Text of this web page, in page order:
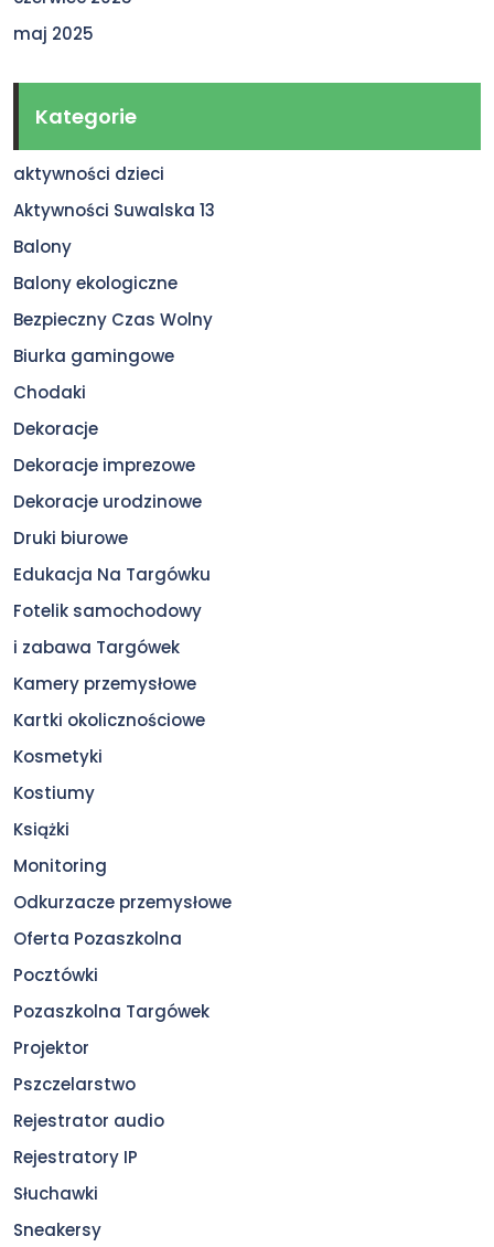
maj 2025
Kategorie
aktywności dzieci
Aktywności Suwalska 13
Balony
Balony ekologiczne
Bezpieczny Czas Wolny
Biurka gamingowe
Chodaki
Dekoracje
Dekoracje imprezowe
Dekoracje urodzinowe
Druki biurowe
Edukacja Na Targówku
Fotelik samochodowy
i zabawa Targówek
Kamery przemysłowe
Kartki okolicznościowe
Kosmetyki
Kostiumy
Książki
Monitoring
Odkurzacze przemysłowe
Oferta Pozaszkolna
Pocztówki
Pozaszkolna Targówek
Projektor
Pszczelarstwo
Rejestrator audio
Rejestratory IP
Słuchawki
Sneakersy